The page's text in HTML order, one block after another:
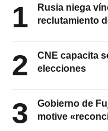
1
Rusia niega
reclutamiento
2
CNE capacita
elecciones
3
Gobierno de
motive